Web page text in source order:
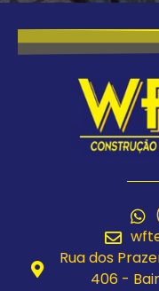
Rua dos
406 -